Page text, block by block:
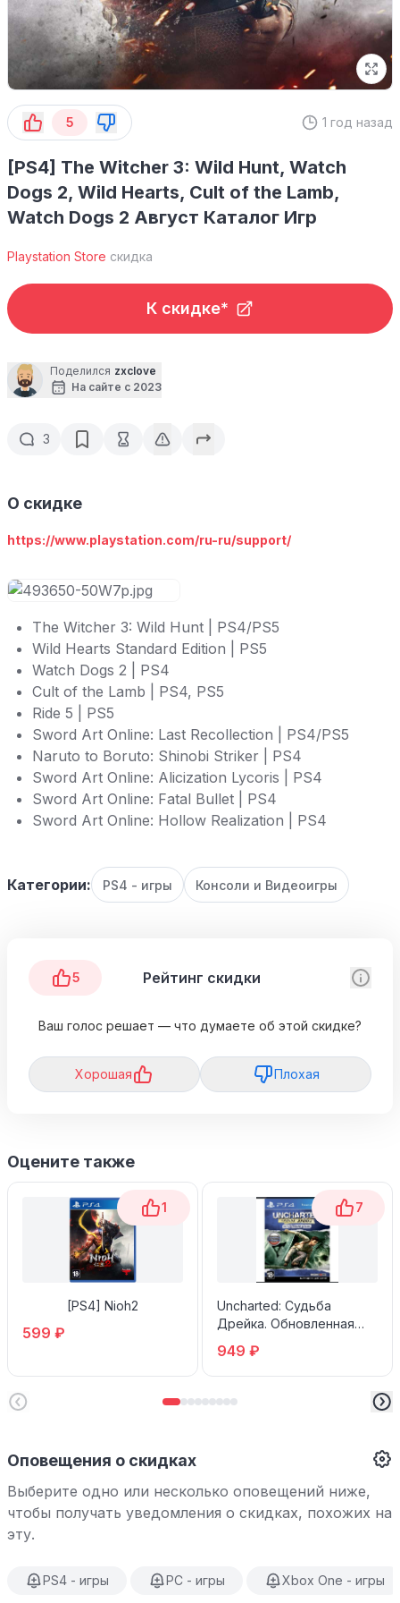
5 1 год назад
[PS4] The Witcher 3: Wild Hunt, Watch
Dogs 2, Wild Hearts, Cult of the Lamb,
Watch Dogs 2 Август Каталог Игр
Playstation Store скидка
К скидке*
Поделился zxclove
На сайте с 2023
3
О скидке
https://www.playstation.com/ru-ru/support/
The Witcher 3: Wild Hunt | PS4/PS5
Wild Hearts Standard Edition | PS5
Watch Dogs 2 | PS4
Cult of the Lamb | PS4, PS5
Ride 5 | PS5
Sword Art Online: Last Recollection | PS4/PS5
Naruto to Boruto: Shinobi Striker | PS4
Sword Art Online: Alicization Lycoris | PS4
Sword Art Online: Fatal Bullet | PS4
Sword Art Online: Hollow Realization | PS4
Категории: PS4 - игры Консоли и Видеоигры
5 Рейтинг скидки
Ваш голос решает — что думаете об этой скидке?
Хорошая Плохая
Оцените также
1
[PS4] Nioh2
599 ₽
7
Uncharted: Судьба
Дрейка. Обновленная
949 ₽
Оповещения о скидках
Выберите одно или несколько оповещений ниже,
чтобы получать уведомления о скидках, похожих на
эту.
PS4 - игры PC - игры Xbox One - игры